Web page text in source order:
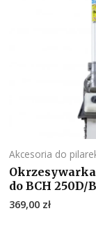
Akcesoria do
do BCH 250D/
369,00 zł